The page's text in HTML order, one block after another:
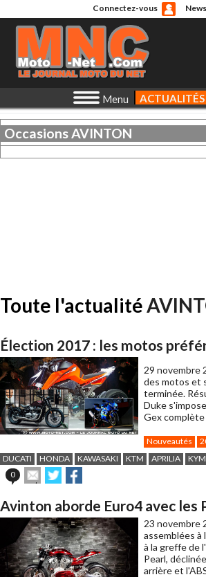
Connectez-vous
Menu ACTUALITÉS
OccasionsAVINTON
Toute l'actualité
Élection 2017 : les motos
29 novembre
des motos et
terminée.
Duke
Gex complète
Nouveautés
DUCATI
HONDA KAWASAKI KTM APRILIA
0
Envoyer
cet
à
un
ami
Partager
sur sur
Avinton aborde Euro4 avec les
23 novembre
assemblées à
à la greffe de
Pearl,
arrière et